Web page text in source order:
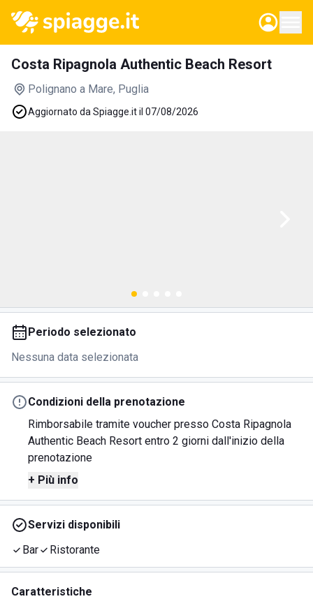
Costa Ripagnola Authentic Beach Resort
Polignano a Mare, Puglia
Aggiornato da Spiagge.it il 07/08/2026
Periodo selezionato
Nessuna data selezionata
Condizioni della prenotazione
Rimborsabile tramite voucher presso Costa Ripagnola
Authentic Beach Resort entro 2 giorni dall'inizio della
prenotazione
+ Più info
Servizi disponibili
Bar
Ristorante
Caratteristiche